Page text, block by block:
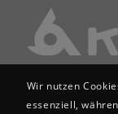
Wir nutzen
essenziell,